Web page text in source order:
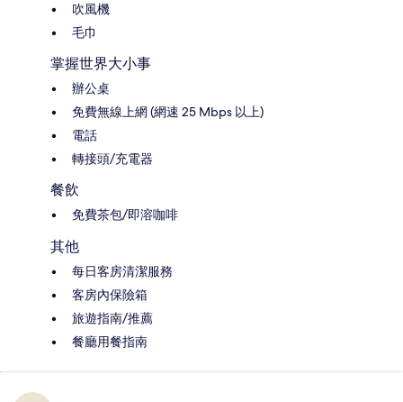
吹風機
毛巾
掌握世界大小事
辦公桌
免費無線上網 (網速 25 Mbps 以上)
電話
轉接頭/充電器
餐飲
免費茶包/即溶咖啡
其他
每日客房清潔服務
客房內保險箱
旅遊指南/推薦
餐廳用餐指南